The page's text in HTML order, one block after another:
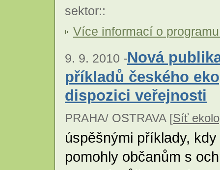
sektor::
Více informací o
9. 9. 2010 -Nová
příkladů českého
dispozici veřejnosti
PRAHA/ OSTRAVA [Síť
úspěšnými příklady,
pomohly občanům s